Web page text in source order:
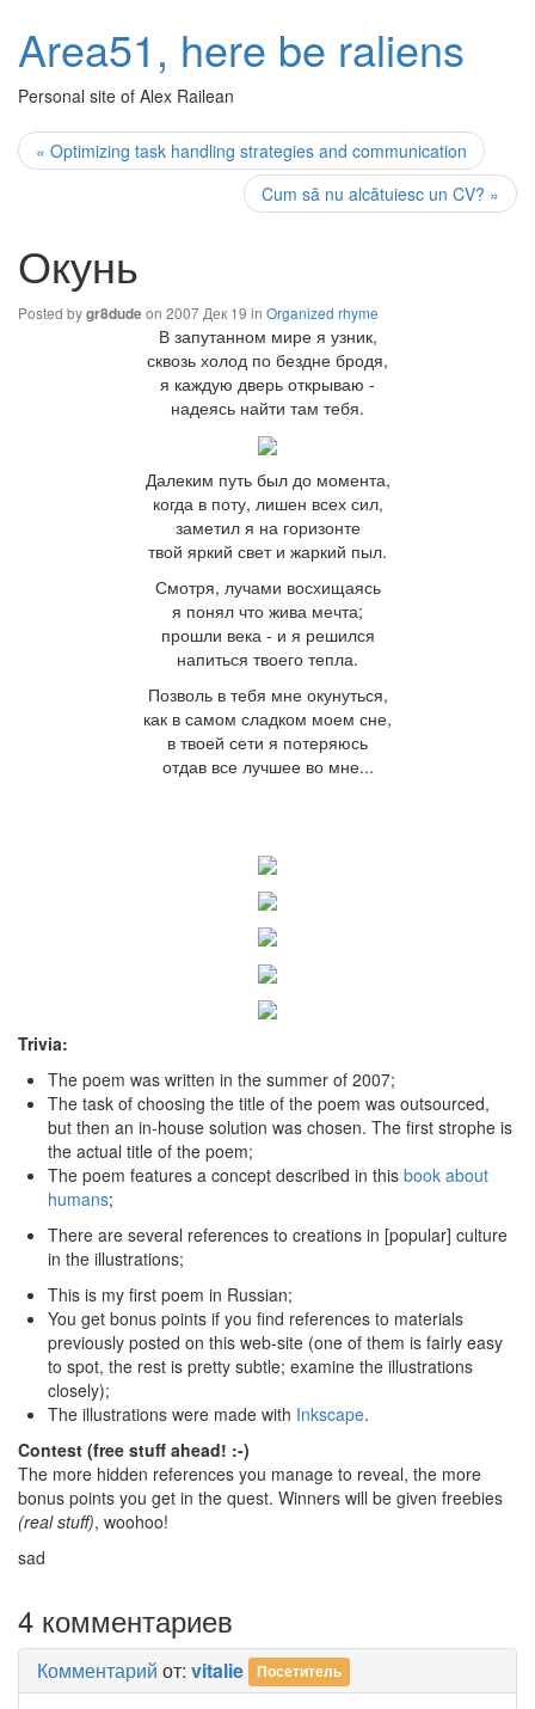
Area51, here be raliens
Personal site of Alex Railean
« Optimizing task handling strategies and communication
Cum să nu alcătuiesc un CV? »
Окунь
Posted bygr8dudeon 2007 Дек 19 in Organized rhyme
В запутанном мире я узник,
сквозь холод по бездне бродя,
я каждую дверь открываю -
надеясь найти там тебя.
Далеким путь был до момента,
когда в поту, лишен всех сил,
заметил я на горизонте
твой яркий свет и жаркий пыл.
Смотря, лучами восхищаясь
я понял что жива мечта;
прошли века - и я решился
напиться твоего тепла.
Позволь в тебя мне окунуться,
как в самом сладком моем сне,
в твоей сети я потеряюсь
отдав все лучшее во мне...
Trivia:
The poem was written in the summer of 2007;
The task of choosing the title of the poem was outsourced,
but then an in-house solution was chosen. The first strophe is
the actual title of the poem;
The poem features a concept described in this book about
humans;
There are several references to creations in [popular] culture
in the illustrations;
This is my first poem in Russian;
You get bonus points if you find references to materials
previously posted on this web-site (one of them is fairly easy
to spot, the rest is pretty subtle; examine the illustrations
closely);
The illustrations were made with Inkscape.
Contest (free stuff ahead! :-)
The more hidden references you manage to reveal, the more
bonus points you get in the quest. Winners will be given freebies
(real stuff), woohoo!
sad
4 комментариев
Комментарий от: vitalie Посетитель